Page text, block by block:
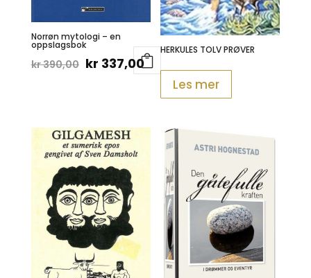
Norrøn mytologi – en
oppslagsbok
kr390,00 Opprinnelig
kr 390,00.
kr 337,00Nåværende
kr 337,00.
HERKULES TOLV PRØVER
Les mer